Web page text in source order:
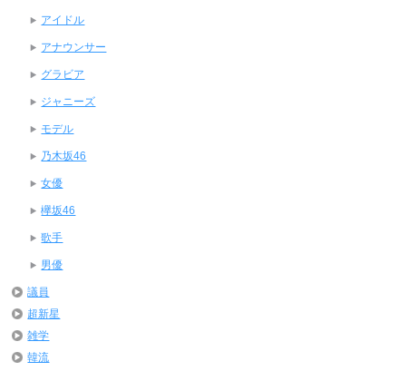
アイドル
アナウンサー
グラビア
ジャニーズ
モデル
乃木坂46
女優
欅坂46
歌手
男優
議員
超新星
雑学
韓流